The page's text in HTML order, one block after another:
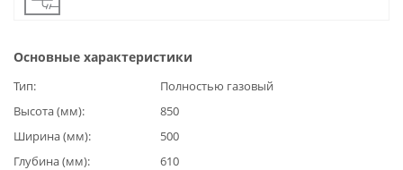
Основные характеристики
Тип
Полностью газовый
Высота (мм)
850
Ширина (мм)
500
Глубина (мм)
610